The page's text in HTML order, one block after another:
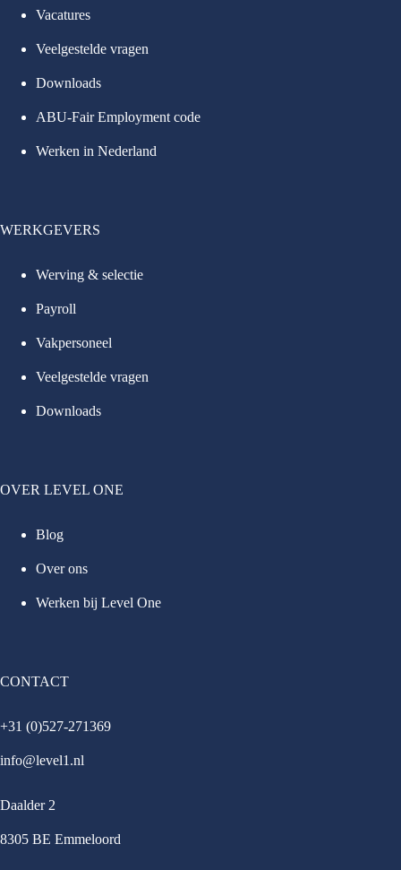
Vacatures
Veelgestelde vragen
Downloads
ABU-Fair Employment code
Werken in Nederland
WERKGEVERS
Werving & selectie
Payroll
Vakpersoneel
Veelgestelde vragen
Downloads
OVER LEVEL ONE
Blog
Over ons
Werken bij Level One
CONTACT
+31 (0)527-271369
info@level1.nl
Daalder 2
8305 BE Emmeloord